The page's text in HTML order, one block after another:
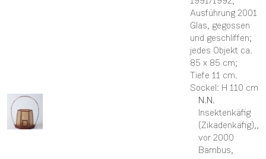
Ausführung 2001
Glas, gegossen
und geschliffen;
jedes Objekt ca.
85 x 85 cm;
Tiefe 11 cm.
Sockel: H 110 cm
N.N.
Insektenkäfig
(Zikadenkäfig),,
vor 2000
Bambus,